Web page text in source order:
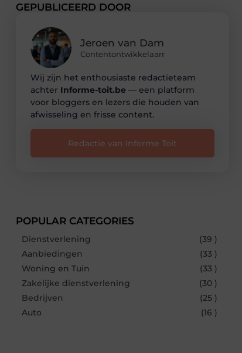
GEPUBLICEERD DOOR
Jeroen van Dam
Contentontwikkelaarr
Wij zijn het enthousiaste redactieteam
achter Informe-toit.be — een platform
voor bloggers en lezers die houden van
afwisseling en frisse content.
Redactie van Informe Toit
POPULAR CATEGORIES
Dienstverlening
(39 )
Aanbiedingen
(33 )
Woning en Tuin
(33 )
Zakelijke dienstverlening
(30 )
Bedrijven
(25 )
Auto
(16 )